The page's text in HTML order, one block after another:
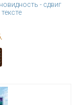
- сдвиг